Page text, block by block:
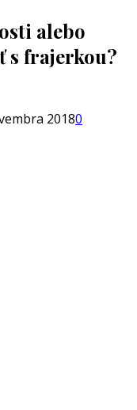
alebo
s frajerkou?
20180